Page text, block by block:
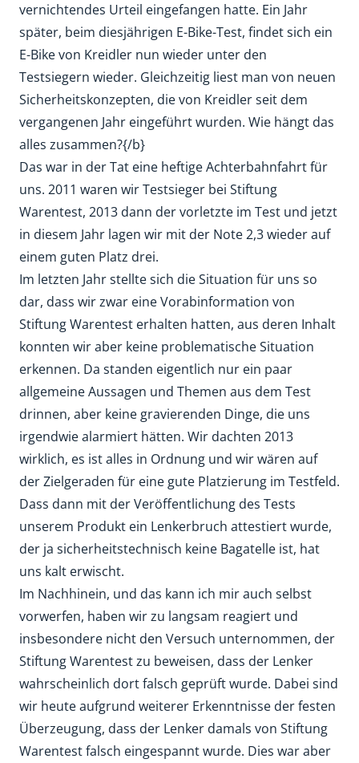
vernichtendes Urteil eingefangen hatte. Ein Jahr
später, beim diesjährigen E-Bike-Test, findet sich ein
E-Bike von Kreidler nun wieder unter den
Testsiegern wieder. Gleichzeitig liest man von neuen
Sicherheitskonzepten, die von Kreidler seit dem
vergangenen Jahr eingeführt wurden. Wie hängt das
alles zusammen?{/b}
Das war in der Tat eine heftige Achterbahnfahrt für
uns. 2011 waren wir Testsieger bei Stiftung
Warentest, 2013 dann der vorletzte im Test und jetzt
in diesem Jahr lagen wir mit der Note 2,3 wieder auf
einem guten Platz drei.
Im letzten Jahr stellte sich die Situation für uns so
dar, dass wir zwar eine Vorabinformation von
Stiftung Warentest erhalten hatten, aus deren Inhalt
konnten wir aber keine problematische Situation
erkennen. Da standen eigentlich nur ein paar
allgemeine Aussagen und Themen aus dem Test
drinnen, aber keine gravierenden Dinge, die uns
irgendwie alarmiert hätten. Wir dachten 2013
wirklich, es ist alles in Ordnung und wir wären auf
der Zielgeraden für eine gute Platzierung im Testfeld.
Dass dann mit der Veröffentlichung des Tests
unserem Produkt ein Lenkerbruch attestiert wurde,
der ja sicherheitstechnisch keine Bagatelle ist, hat
uns kalt erwischt.
Im Nachhinein, und das kann ich mir auch selbst
vorwerfen, haben wir zu langsam reagiert und
insbesondere nicht den Versuch unternommen, der
Stiftung Warentest zu beweisen, dass der Lenker
wahrscheinlich dort falsch geprüft wurde. Dabei sind
wir heute aufgrund weiterer Erkenntnisse der festen
Überzeugung, dass der Lenker damals von Stiftung
Warentest falsch eingespannt wurde. Dies war aber